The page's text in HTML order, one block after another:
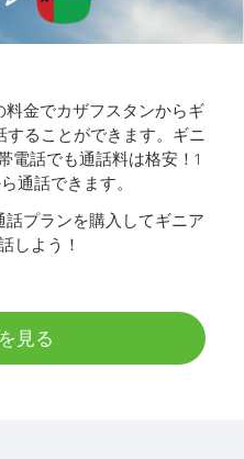
金でカザフスタンからギ
ることができます。 ギニ
電話でも通話料は格安！1
通話できます。
プランを購入してギニア
しよう！
見る